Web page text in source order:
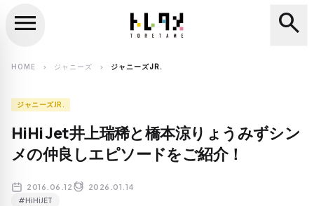
search
menu search
HOME chevron_right ジャニーズ chevron_right ジャニーズJR.
ジャニーズJR.
HiHi Jet井上瑞稀と橋本涼りょうみずシン
メの仲良しエピソードをご紹介！
2016.06.12 2026.01.14
#HiHiJET